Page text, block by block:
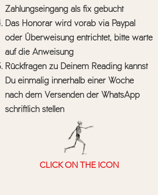
Zahlungseingang als fix gebucht
Das Honorar wird vorab via Paypal
oder Überweisung entrichtet, bitte warte
auf die Anweisung
Rückfragen zu Deinem Reading kannst
Du einmalig innerhalb einer Woche
nach dem Versenden der WhatsApp
schriftlich stellen
CLICK ON THE ICON